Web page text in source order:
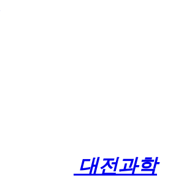
대전과학